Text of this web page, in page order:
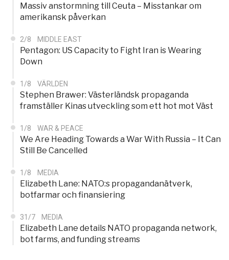
Massiv anstormning till Ceuta – Misstankar om
amerikansk påverkan
2/8 MIDDLE EAST
Pentagon: US Capacity to Fight Iran is Wearing
Down
1/8 VÄRLDEN
Stephen Brawer: Västerländsk propaganda
framställer Kinas utveckling som ett hot mot Väst
1/8 WAR & PEACE
We Are Heading Towards a War With Russia – It Can
Still Be Cancelled
1/8 MEDIA
Elizabeth Lane: NATO:s propagandanätverk,
botfarmar och finansiering
31/7 MEDIA
Elizabeth Lane details NATO propaganda network,
bot farms, and funding streams